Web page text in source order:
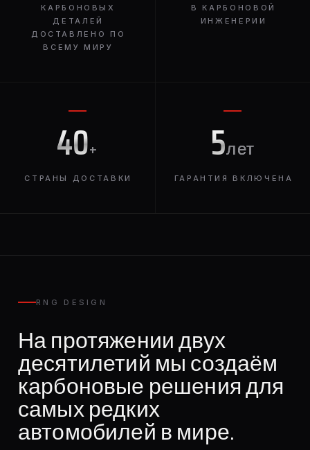
КАРБОНОВЫХ
ДЕТАЛЕЙ
ДОСТАВЛЕНО ПО
ВСЕМУ МИРУ
В КАРБОНОВОЙ
ИНЖЕНЕРИИ
40+
СТРАНЫ ДОСТАВКИ
5лет
ГАРАНТИЯ ВКЛЮЧЕНА
RNG DESIGN
На протяжении двух
десятилетий мы создаём
карбоновые решения для
самых редких
автомобилей в мире.